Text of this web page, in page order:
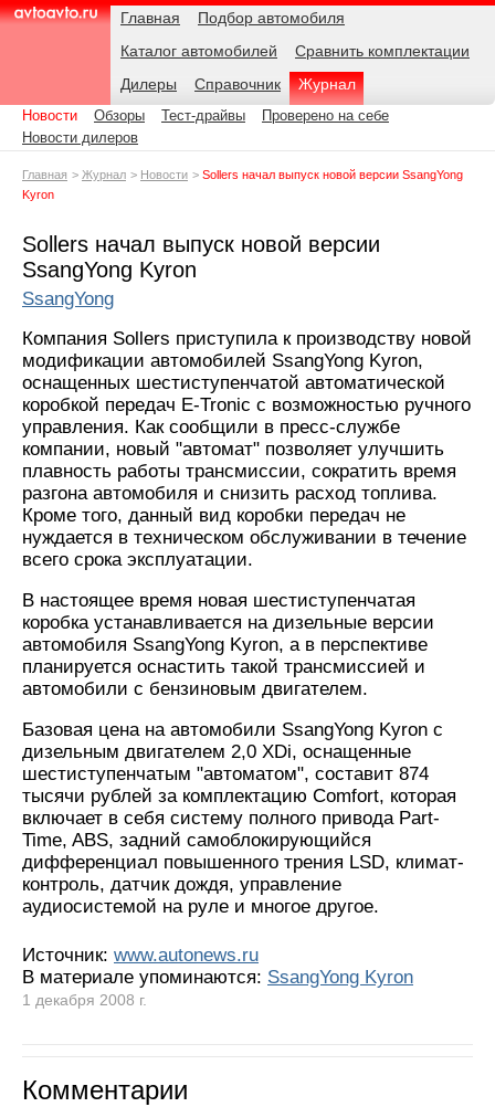
AvtoAvto.ru
Навигация Главная
Подбор автомобиля
Каталог автомобилей
Сравнить комплектации
Дилеры
Справочник Журнал
Подразделы
Новости Обзоры Тест-драйвы
Проверено на себе
Новости дилеров
Родительские
Главная Журнал Новости
Sollers начал выпуск новой версии SsangYong
Kyron
Sollers начал выпуск новой версии
SsangYong Kyron
SsangYong
Компания Sollers приступила к производству новой
модификации автомобилей SsangYong Kyron,
оснащенных шестиступенчатой автоматической
коробкой передач E-Tronic с возможностью ручного
управления. Как сообщили в пресс-службе
компании, новый "автомат" позволяет улучшить
плавность работы трансмиссии, сократить время
разгона автомобиля и снизить расход топлива.
Кроме того, данный вид коробки передач не
нуждается в техническом обслуживании в течение
всего срока эксплуатации.
В настоящее время новая шестиступенчатая
коробка устанавливается на дизельные версии
автомобиля SsangYong Kyron, а в перспективе
планируется оснастить такой трансмиссией и
автомобили с бензиновым двигателем.
Базовая цена на автомобили SsangYong Kyron с
дизельным двигателем 2,0 XDi, оснащенные
шестиступенчатым "автоматом", составит 874
тысячи рублей за комплектацию Comfort, которая
включает в себя систему полного привода Part-
Time, ABS, задний самоблокирующийся
дифференциал повышенного трения LSD, климат-
контроль, датчик дождя, управление
аудиосистемой на руле и многое другое.
Источник: www.autonews.ru
В материале упоминаются: SsangYong Kyron
Дата:
1 декабря 2008 г.
Комментарии